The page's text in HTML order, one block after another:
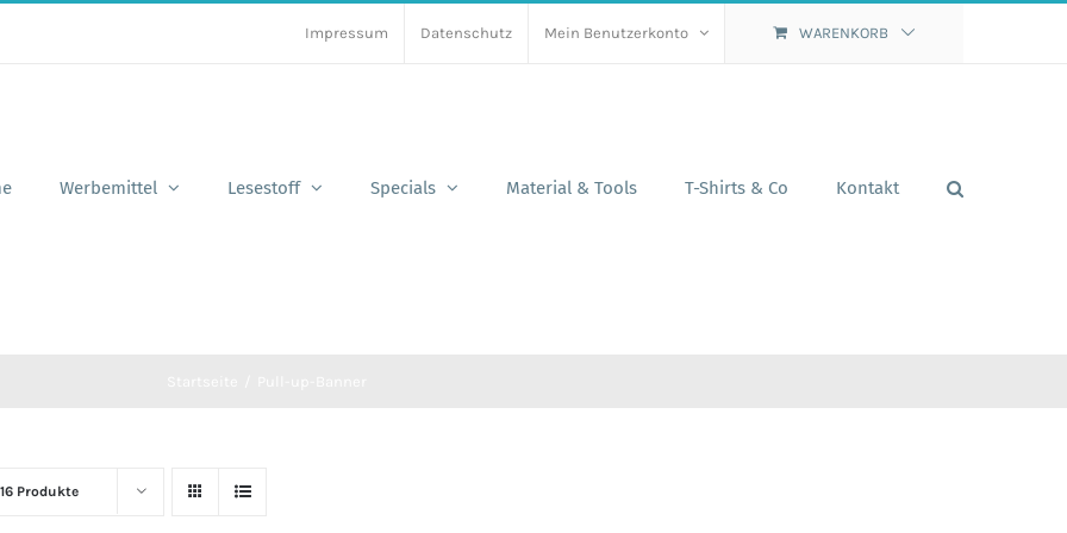
Impressum Datenschutz Mein Benutzerkonto WARENKORB
Werbemittel Lesestoff Specials Material & Tools T-Shirts & Co Kontakt
16 Produkte